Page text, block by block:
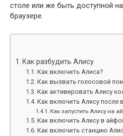
столе или же быть доступной
браузере.
Как разбудить Алису
Как включить Алиса?
Как вызвать голосовой
Как активировать Алису
Как включить Алису после
Как запустить Алису на
Как включить Алису в
Как включить станцию